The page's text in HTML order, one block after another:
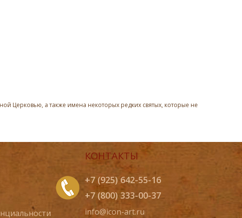
Церковью, а также имена некоторых редких святых, которые не
КОНТАКТЫ
+7 (925) 642-55-16
+7 (800) 333-00-37
info@icon-art.ru